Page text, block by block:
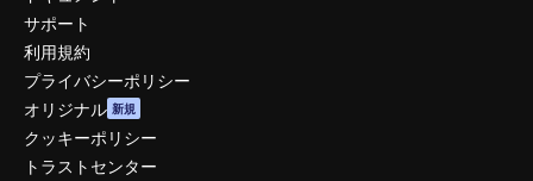
サポート
利用規約
プライバシーポリシー
オリジナル 新規
クッキーポリシー
トラストセンター